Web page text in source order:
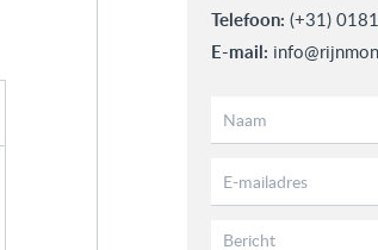
Telefoon: (+31)
E-mail: